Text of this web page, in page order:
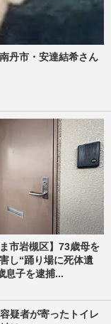
丹市・安達結希さん
ま市岩槻区】73歳母を
し“踊り場に死体遺
息子を逮捕...
疑者が寄ったトイレ